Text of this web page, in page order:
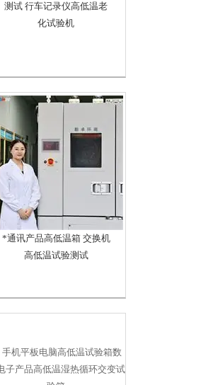
测试 行车记录仪高低温老
化试验机
*通讯产品高低温箱 交换机
高低温试验测试